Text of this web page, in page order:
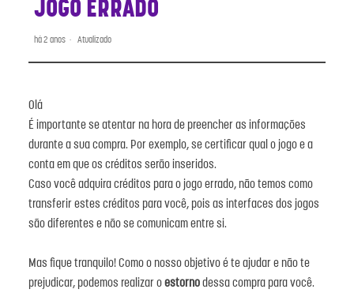
JOGO ERRADO
há 2 anos Atualizado
Olá
É importante se atentar na hora de preencher as informações
durante a sua compra. Por exemplo, se certificar qual o jogo e a
conta em que os créditos serão inseridos.
Caso você adquira créditos para o jogo errado, não temos como
transferir estes créditos para você, pois as interfaces dos jogos
são diferentes e não se comunicam entre si.
Mas fique tranquilo! Como o nosso objetivo é te ajudar e não te
prejudicar, podemos realizar oestornodessa compra para você.